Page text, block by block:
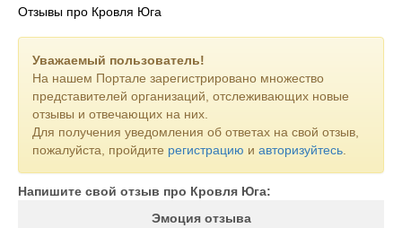
Отзывы про Кровля Юга
Уважаемый пользователь!
На нашем Портале зарегистрировано множество
представителей организаций, отслеживающих новые
отзывы и отвечающих на них.
Для получения уведомления об ответах на свой отзыв,
пожалуйста, пройдите регистрацию и авторизуйтесь
Напишите свой отзыв про Кровля Юга:
Эмоция отзыва